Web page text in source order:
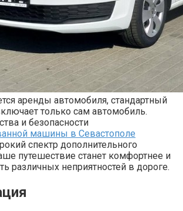
аренды автомобиля, стандартный
только сам автомобиль.
и безопасности
машины в Севастополе
спектр дополнительного
путешествие станет комфортнее и
различных неприятностей в дороге.